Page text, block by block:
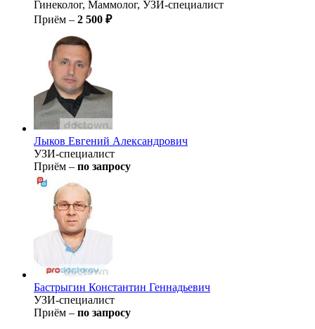
Гинеколог, Маммолог, УЗИ-специалист
Приём – 2 500 ₽
Лыков Евгений Александрович
УЗИ-специалист
Приём – по запросу
Бастрыгин Константин Геннадьевич
УЗИ-специалист
Приём – по запросу